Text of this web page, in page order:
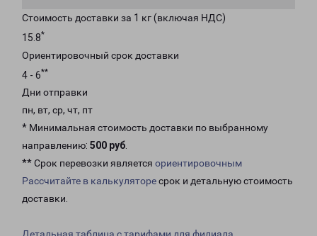
Стоимость доставки за 1 кг (включая НДС)
15.8*
Ориентировочный срок доставки
4 - 6**
Дни отправки
пн, вт, ср, чт, пт
* Минимальная стоимость доставки по выбранному
направлению: 500 руб.
** Срок перевозки является ориентировочным
Рассчитайте в калькуляторесрок и детальную стоимость
доставки.